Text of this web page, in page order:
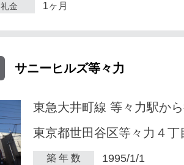
礼金 1ヶ月
サニーヒルズ等々力
東急大井町線 等々力駅か
東京都世田谷区等々力４丁
築 年 数 1995/1/1